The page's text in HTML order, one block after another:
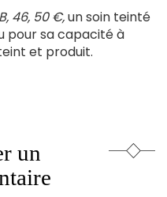
46, 50 €,un soin teinté
pour sa capacité à
et produit.
un